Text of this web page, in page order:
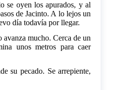
se oyen los apurados, y al
de Jacinto. A lo lejos un
día todavía por llegar.
avanza mucho. Cerca de un
unos metros para caer
su pecado. Se arrepiente,